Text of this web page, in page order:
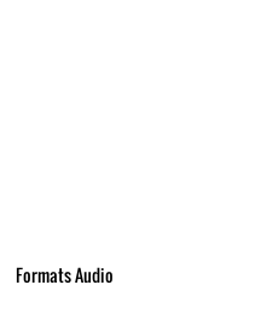
Formats Audio